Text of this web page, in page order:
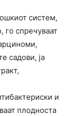
систем,
го спречуваат
садови, ја
и
плодноста